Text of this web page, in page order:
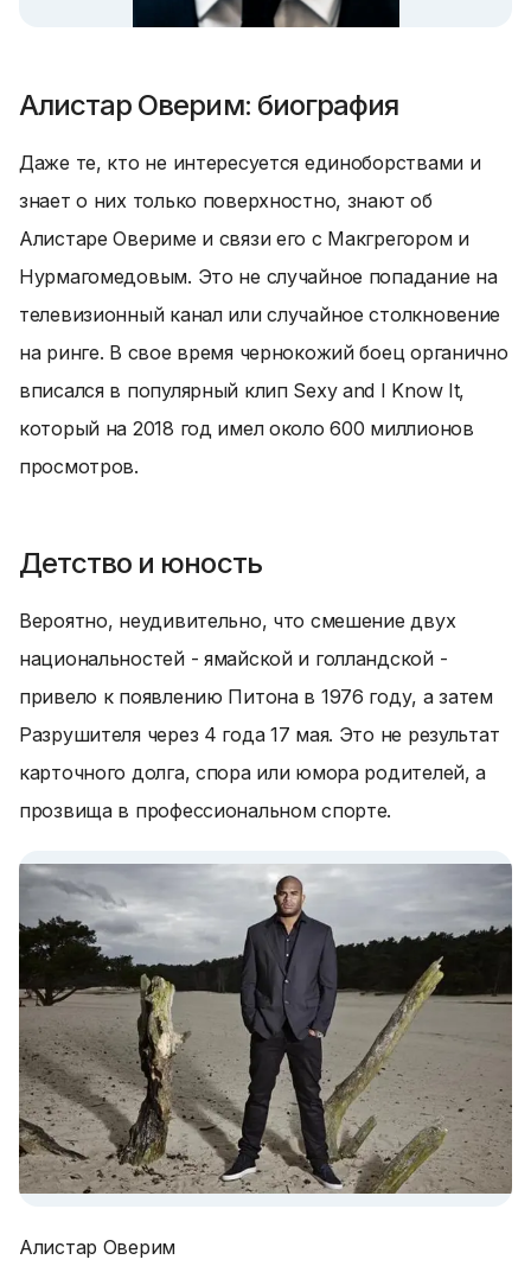
Алистар Оверим: биография
Даже те, кто не интересуется единоборствами и
знает о них только поверхностно, знают об
Алистаре Овериме и связи его с Макгрегором и
Нурмагомедовым. Это не случайное попадание на
телевизионный канал или случайное столкновение
на ринге. В свое время чернокожий боец органично
вписался в популярный клип Sexy and I Know It,
который на 2018 год имел около 600 миллионов
просмотров.
Детство и юность
Вероятно, неудивительно, что смешение двух
национальностей - ямайской и голландской -
привело к появлению Питона в 1976 году, а затем
Разрушителя через 4 года 17 мая. Это не результат
карточного долга, спора или юмора родителей, а
прозвища в профессиональном спорте.
Алистар Оверим